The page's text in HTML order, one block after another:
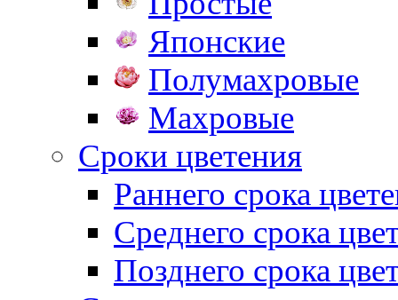
Японские
Полумахровые
Махровые
Сроки цветения
Раннего срока
Среднего срока
Позднего срока